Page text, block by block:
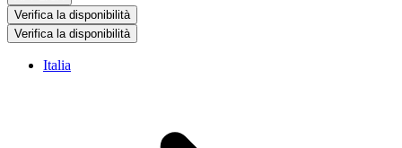
Verifica la disponibilità
Verifica la disponibilità
Italia